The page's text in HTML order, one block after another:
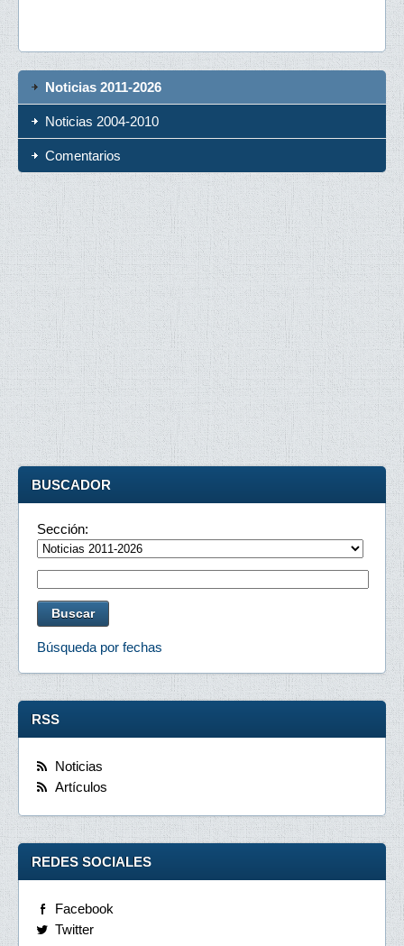
Noticias 2011-2026
Noticias 2004-2010
Comentarios
BUSCADOR
Sección:
Búsqueda por fechas
RSS
Noticias
Artículos
REDES SOCIALES
Facebook
Twitter